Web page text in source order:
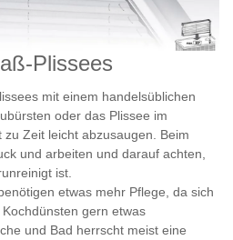
Plissees
mit einem handelsüblichen
oder das Plissee im
Zeit leicht abzusaugen. Beim
und arbeiten und darauf achten,
ist.
etwas mehr Pflege, da sich
gern etwas
und Bad herrscht meist eine